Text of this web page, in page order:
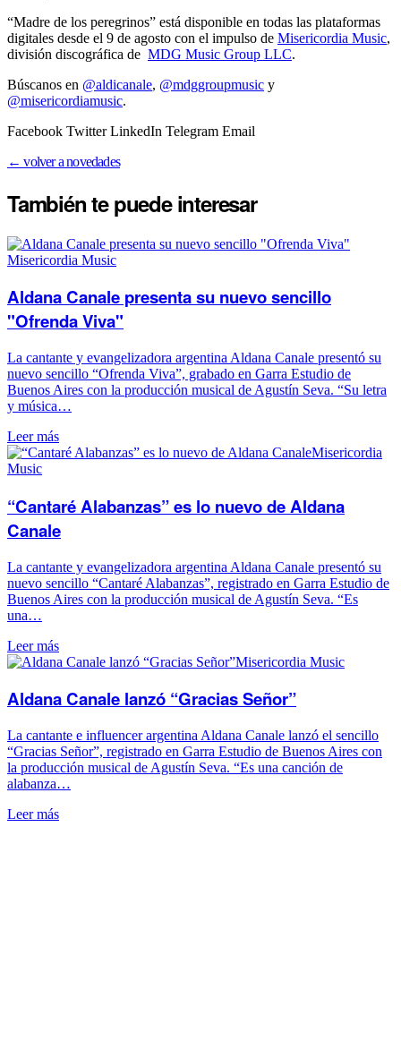
“Madre de los peregrinos” está disponible en todas las plataformas
digitales desde el 9 de agosto con el impulso de Misericordia Music,
división discográfica de MDG Music Group LLC.
Búscanos en @aldicanale, @mdggroupmusic y
@misericordiamusic.
Facebook Twitter LinkedIn Telegram Email
← volver a novedades
También te puedeinteresar
Misericordia Music
Aldana Canale presenta su nuevo sencillo
"Ofrenda Viva"
La cantante y evangelizadora argentina Aldana Canale presentó su
nuevo sencillo “Ofrenda Viva”, grabado en Garra Estudio de
Buenos Aires con la producción musical de Agustín Seva. “Su letra
y música…
Leer más
Misericordia
Music
“Cantaré Alabanzas” es lo nuevo de Aldana
Canale
La cantante y evangelizadora argentina Aldana Canale presentó su
nuevo sencillo “Cantaré Alabanzas”, registrado en Garra Estudio de
Buenos Aires con la producción musical de Agustín Seva. “Es
una…
Leer más
Misericordia Music
Aldana Canale lanzó “Gracias Señor”
La cantante e influencer argentina Aldana Canale lanzó el sencillo
“Gracias Señor”, registrado en Garra Estudio de Buenos Aires con
la producción musical de Agustín Seva. “Es una canción de
alabanza…
Leer más